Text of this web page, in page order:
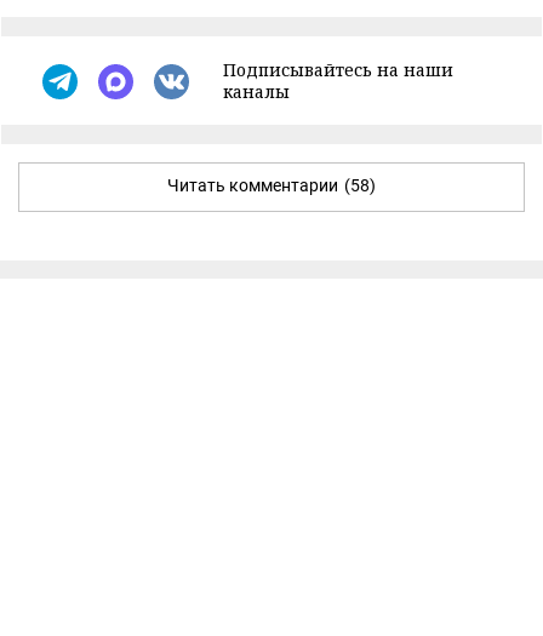
Подписывайтесь на наши
каналы
Читать комментарии (58)